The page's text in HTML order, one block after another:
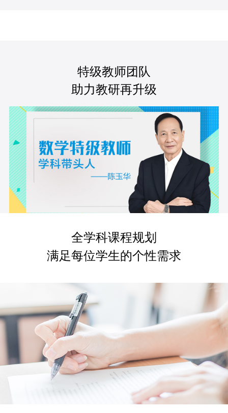
特级教师团队
助力教研再升级
全学科课程规划
满足每位学生的个性需求